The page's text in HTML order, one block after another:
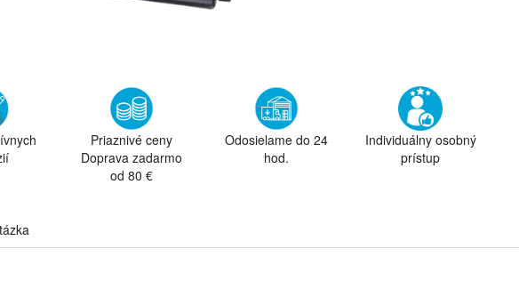
Priaznivé ceny
Doprava zadarmo
od 80 €
Odosielame do 24
hod.
Individuálny osobný
prístup